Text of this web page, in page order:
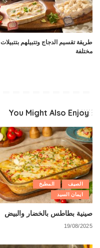
طريقة تقسيم الدجاج وتتبيلهم بتتبيلات
مختلفة
You Might Also Enjoy
الصيف
المطبخ
ايمان السيد
صينية بطاطس بالخضار والبيض
19/08/2025